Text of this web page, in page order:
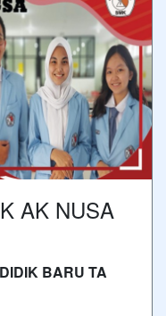
AK NUSA
BARU TA